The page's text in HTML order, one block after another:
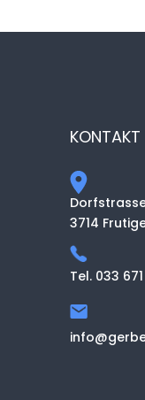
KONTAKT
3714
Tel. 033